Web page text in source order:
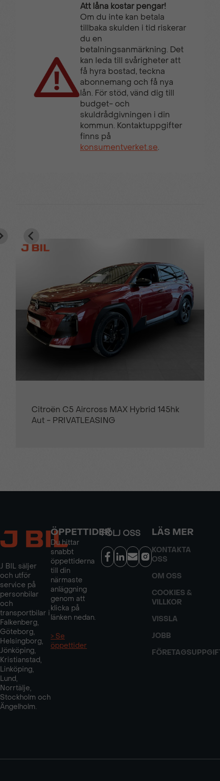
Uppvärmda säten Utökad Lastkapacitet
VAEB (Videoassisterad
Autobroms)
Visiopark 180°
Backkamera
Att låna kostar pengar!
Om du inte kan betala
tillbaka skulden i tid riskerar
du en
betalningsanmärkning. Det
kan leda till svårigheter att
få hyra bostad, teckna
abonnemang och få nya
lån. För stöd, vänd dig till
budget- och
skuldrådgivningen i din
kommun. Kontaktuppgifter
finns på
konsumentverket.se.
Citroën C5 Aircross MAX Hybrid 145hk
Aut - PRIVATLEASING
J BIL säljer
och utför
service på
personbilar
och
transportbilar i
Falkenberg,
Göteborg,
Helsingborg,
Jönköping,
Kristianstad,
Linköping,
Lund,
Norrtälje,
Stockholm och
Ängelholm.
ÖPPETTIDER
Du hittar
snabbt
öppettiderna
till din
närmaste
anläggning
genom att
klicka på
länken nedan.
> Se
öppettider
FÖLJ OSS LÄS MER
KONTAKTA
OSS
OM OSS
COOKIES &
VILLKOR
VISSLA
JOBB